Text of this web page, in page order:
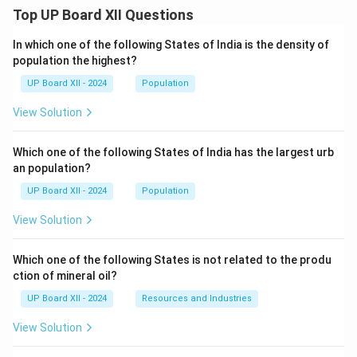
Download Solution in PDF
Top UP Board XII Questions
In which one of the following States of India is the density of
population the highest?
UP Board XII - 2024 Population
View Solution
Which one of the following States of India has the largest urb
an population?
UP Board XII - 2024 Population
View Solution
Which one of the following States is not related to the produ
ction of mineral oil?
UP Board XII - 2024 Resources and Industries
View Solution